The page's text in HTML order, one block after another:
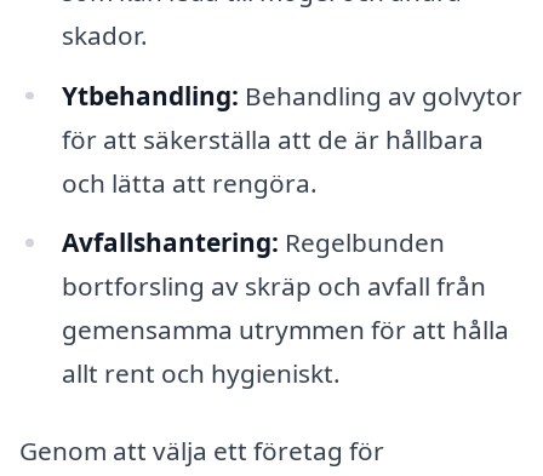
skador.
Ytbehandling: Behandling av golvytor
för att säkerställa att de är hållbara
och lätta att rengöra.
Avfallshantering: Regelbunden
bortforsling av skräp och avfall från
gemensamma utrymmen för att hålla
allt rent och hygieniskt.
Genom att välja ett företag för